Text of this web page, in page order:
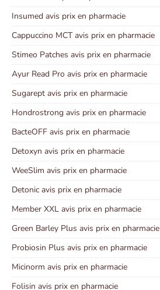
Insumed avis prix en pharmacie
Cappuccino MCT avis prix en pharmacie
Stimeo Patches avis prix en pharmacie
Ayur Read Pro avis prix en pharmacie
Sugarept avis prix en pharmacie
Hondrostrong avis prix en pharmacie
BacteOFF avis prix en pharmacie
Detoxyn avis prix en pharmacie
WeeSlim avis prix en pharmacie
Detonic avis prix en pharmacie
Member XXL avis prix en pharmacie
Green Barley Plus avis prix en pharmacie
Probiosin Plus avis prix en pharmacie
Micinorm avis prix en pharmacie
Folisin avis prix en pharmacie